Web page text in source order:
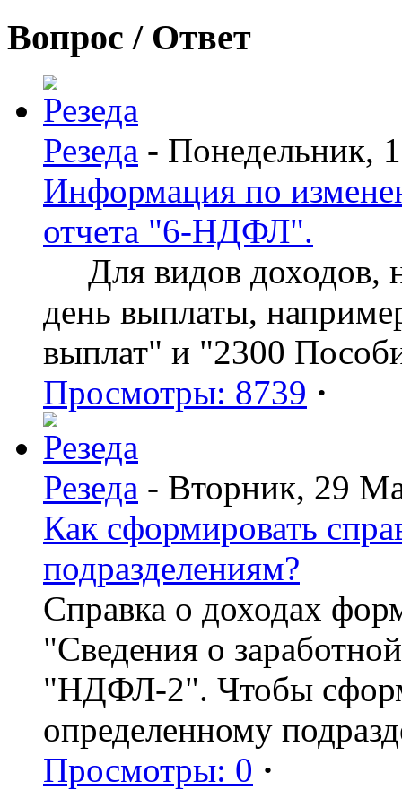
Вопрос / Ответ
Резеда - Понедельник,
Информация по
отчета "6-НДФЛ".
Для видов доходов,
день выплаты,
выплат" и "2300
Просмотры: 8739 ·
Резеда - Вторник, 29
Как сформировать
подразделениям?
Справка о доходах
"Сведения о
"НДФЛ-2". Чтобы
определенному
Просмотры: 0 ·